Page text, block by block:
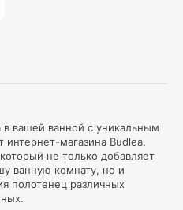
вашей ванной с уникальным
магазина Budlea.
не только добавляет
ванную комнату, но и
полотенец различных